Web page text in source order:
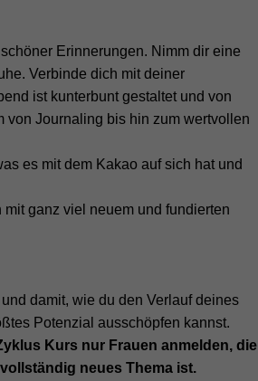
Erinnerungen. Nimm dir eine
Verbinde dich mit deiner
ist kunterbunt gestaltet und von
von Journaling bis hin zum wertvollen
es mit dem Kakao auf sich hat und
ganz viel neuem und fundierten
damit, wie du den Verlauf deines
Potenzial ausschöpfen kannst.
Kurs nur Frauen anmelden, die
neues Thema ist.